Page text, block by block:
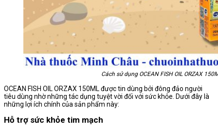
Cách sử dụng OCEAN FISH OIL ORZAX
OCEAN FISH OIL ORZAX 150ML được tin dùng bởi đông đảo người
tiêu dùng nhờ những tác dụng tuyệt vời đối với sức khỏe. Dưới đây là
những lợi ích chính của sản phẩm này:
Hỗ trợ sức khỏe tim mạch